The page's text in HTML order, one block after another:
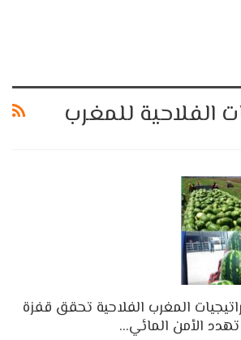
الفلاحية للمغرب
المغرب الفلاحية تحقق قفزة
الأمن المائي…